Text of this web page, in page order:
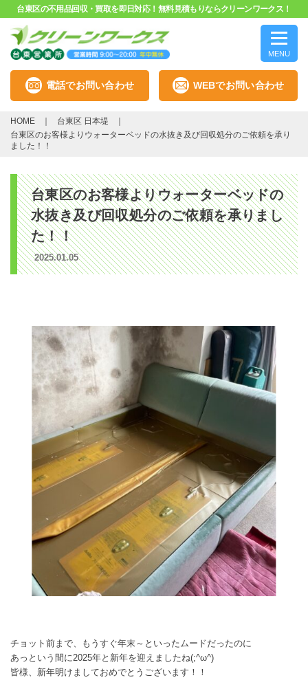
台東区の不用品回収・買取を即日対応！無料見積もりならクリーンワークス！
MENU
電話でお問い合わせ WEBでお問い合わせ
HOME
台東区 日本堤
台東区のお客様よりウォーターベッドの水抜き及び回収処分のご依頼を承り
ました！！
台東区のお客様よりウォーターベッドの
水抜き及び回収処分のご依頼を承りまし
た！！
2025.01.05
チョット前まで、もうすぐ年末～といったムードだったのに
あっという間に2025年と新年を迎えましたね(;^ω^)
皆様、新年明けましておめでとうございます！！